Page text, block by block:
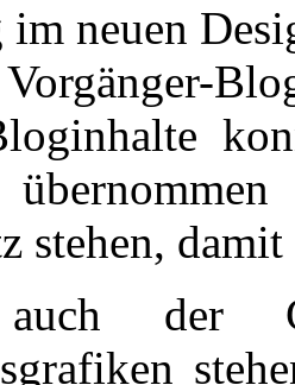
neuen
Vorgänger-
stehen,
der